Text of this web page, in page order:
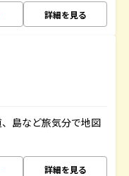
詳細を見る
島など旅気分で地図
詳細を見る